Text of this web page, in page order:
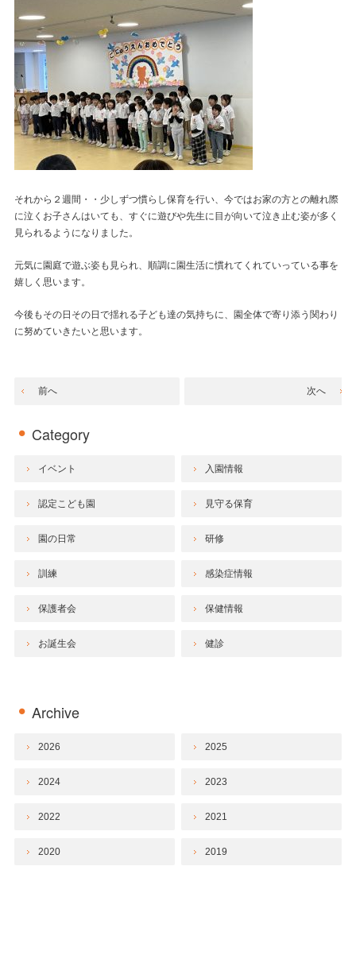
それから２週間・・少しずつ慣らし保育を行い、今ではお家の方との離れ際
に泣くお子さんはいても、すぐに遊びや先生に目が向いて泣き止む姿が多く
見られるようになりました。
元気に園庭で遊ぶ姿も見られ、順調に園生活に慣れてくれていっている事を
嬉しく思います。
今後もその日その日で揺れる子ども達の気持ちに、園全体で寄り添う関わり
に努めていきたいと思います。
前へ 次へ
Category
イベント 入園情報
認定こども園 見守る保育
園の日常 研修
訓練 感染症情報
保護者会 保健情報
お誕生会 健診
Archive
2026 2025
2024 2023
2022 2021
2020 2019